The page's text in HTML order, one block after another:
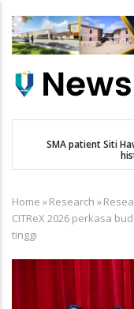
main
Main
SMA patient Siti
Breadcrumb
Home »Research »
CITReX 2026 perkasa
tinggi